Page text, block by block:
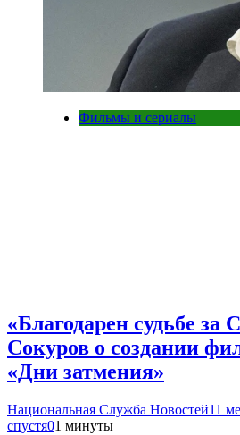
Фильмы и сериалы
«Благодарен судьбе за
Сокуров о создании
«Дни затмения»
Национальная Служба Новостей11
спустя01 минуты